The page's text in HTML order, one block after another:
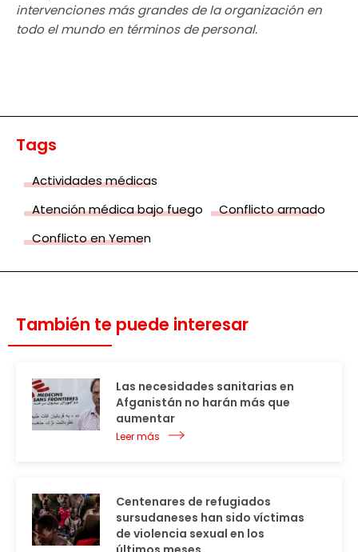
intervenciones más grandes de la organización en
todo el mundo en términos de personal.
Tags
Actividades médicas
Atención médica bajo fuego
Conflicto armado
Conflicto en Yemen
También te puede interesar
Las necesidades sanitarias en
Afganistán no harán más que
aumentar
Leer más
Centenares de refugiados
sursudaneses han sido víctimas
de violencia sexual en los